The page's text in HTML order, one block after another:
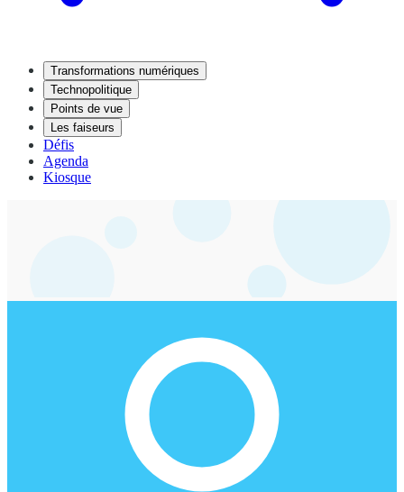
Transformations numériques
Technopolitique
Points de vue
Les faiseurs
Défis
Agenda
Kiosque